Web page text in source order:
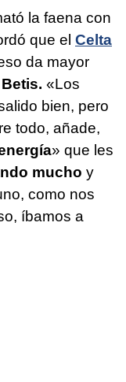
la faena con
que el Celta
da mayor
«Los
bien, pero
todo, añade,
» que les
mucho y
como nos
íbamos a